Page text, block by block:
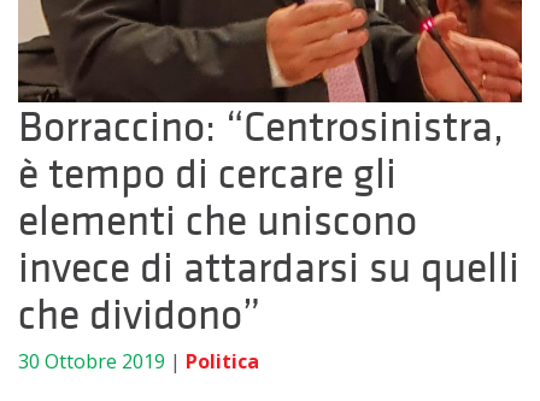
Borraccino: “Centrosinistra,
è tempo di cercare gli
elementi che uniscono
invece di attardarsi su quelli
che dividono”
30 Ottobre 2019 | Politica